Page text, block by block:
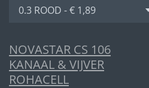
NOVASTAR CS 106
KANAAL & VIJVER
ROHACELL